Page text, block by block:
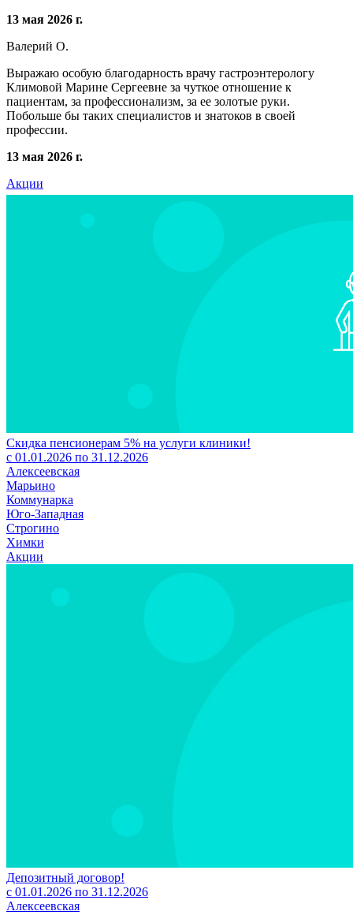
13 мая 2026 г.
Валерий О.
Выражаю особую благодарность врачу гастроэнтерологу
Климовой Марине Сергеевне за чуткое отношение к
пациентам, за профессионализм, за ее золотые руки.
Побольше бы таких специалистов и знатоков в своей
профессии.
13 мая 2026 г.
Акции
Скидка пенсионерам 5% на услуги клиники!
с 01.01.2026 по 31.12.2026
Алексеевская
Марьино
Коммунарка
Юго-Западная
Строгино
Химки
Акции
Депозитный договор!
с 01.01.2026 по 31.12.2026
Алексеевская